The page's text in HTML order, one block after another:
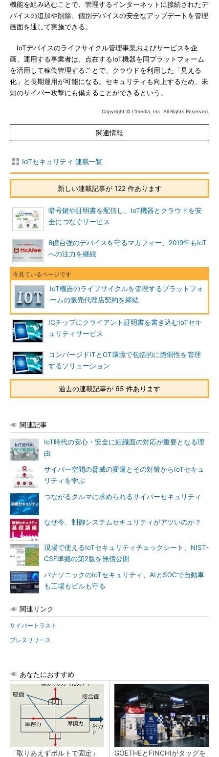
機能を組み込むことで、管理するインターネットに接続されたデ
バイスの追加や削除、個別デバイスの安全なアップデートを管理
画面を通して実施できる。
IoTデバイスのライフサイクル管理事業およびサービスを企
画、運用する事業者は、点在するIoT機器を同プラットフォーム
を活用して稼働管理することで、クラウドを利用した「見える
化」と長期運用が可能になる。セキュリティも向上するため、未
知のサイバー攻撃にも備えることができるという。
Copyright © ITmedia, Inc. All Rights Reserved.
関連情報
IoTセキュリティ 連載一覧
新しい連載記事が 122 件あります
暗号鍵や証明書を配信し、IoT機器とクラウドを安
全につなぐサービス
6億台強のデバイスを守るマカフィー、2019年もIoT
への注力を継続
IoT機器のライフサイクルを管理するプラットフォ
ームの販売代理店契約を締結
ICチップにクライアント証明書を書き込むIoTセキ
ュリティサービス
コンバージドITとOT環境で包括的に脆弱性を管理
するソリューション
過去の連載記事が 65 件あります
関連記事
IoT時代の安心・安全に組織面の対応が重要となる理
由
サイバー空間の脅威の変遷とその対策からIoTセキュ
リティを学ぶ
つながるクルマに求められるサイバーセキュリティ
なぜ今、制御システムセキュリティがアツいのか？
現場で使えるIoTセキュリティチェックシート、NIST-
CSF準拠の第2版を無償公開
パナソニックのIoTセキュリティ、AIとSOCで自動車
も工場もビルも守る
関連リンク
サイバートラスト
プレスリリース
あなたにおすすめ
「取りあえずボルトで固定」 GOETHEとFINCHIがタッグを